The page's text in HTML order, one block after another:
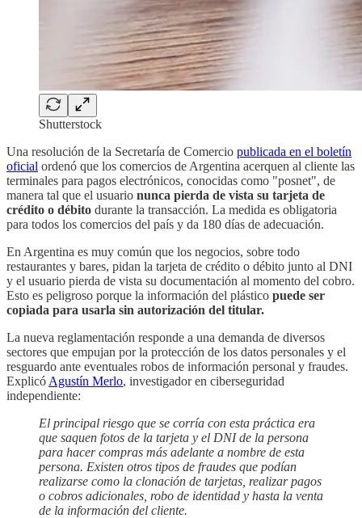
Shutterstock
Una resolución de la Secretaría de Comercio publicada en el boletín
oficial ordenó que los comercios de Argentina acerquen al cliente las
terminales para pagos electrónicos, conocidas como "posnet", de
manera tal que el usuario nunca pierda de vista su tarjeta de
crédito o débito durante la transacción. La medida es obligatoria
para todos los comercios del país y da 180 días de adecuación.
En Argentina es muy común que los negocios, sobre todo
restaurantes y bares, pidan la tarjeta de crédito o débito junto al DNI
y el usuario pierda de vista su documentación al momento del cobro.
Esto es peligroso porque la información del plástico puede ser
copiada para usarla sin autorización del titular.
La nueva reglamentación responde a una demanda de diversos
sectores que empujan por la protección de los datos personales y el
resguardo ante eventuales robos de información personal y fraudes.
Explicó Agustín Merlo, investigador en ciberseguridad
independiente:
El principal riesgo que se corría con esta práctica era
que saquen fotos de la tarjeta y el DNI de la persona
para hacer compras más adelante a nombre de esta
persona. Existen otros tipos de fraudes que podían
realizarse como la clonación de tarjetas, realizar pagos
o cobros adicionales, robo de identidad y hasta la venta
de la información del cliente.